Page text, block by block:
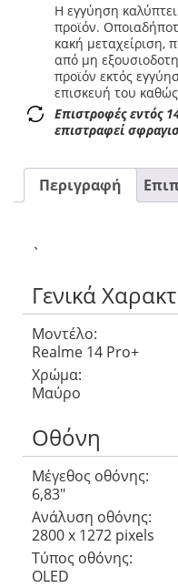
Η εγγύηση
προϊόν.
κακή μεταχείριση,
από μη
προϊόν εκτός
επισκευή του
Επιστροφές εντός
επιστραφεί
Περιγραφή
`
Γενικά
Μοντέλο:
Realme 14 Pro+
Χρώμα:
Μαύρο
Οθόνη
Μέγεθος οθόνης:
6,83″
Ανάλυση οθόνης:
2800 x 1272 pixels
Τύπος οθόνης:
OLED